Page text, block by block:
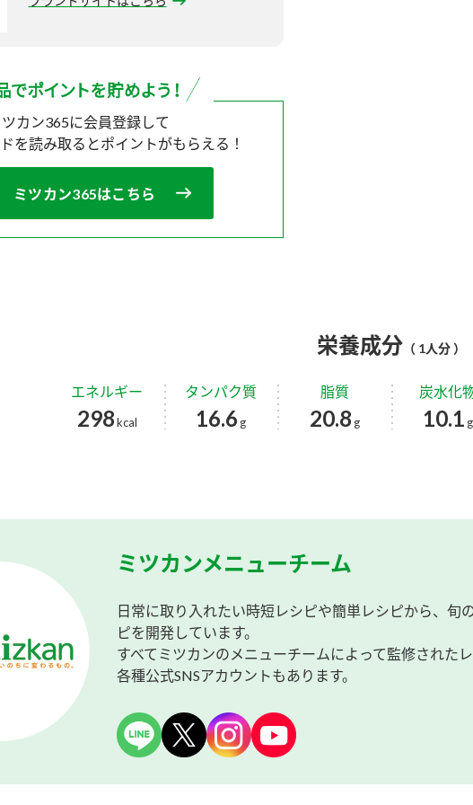
ツカン365に会員登録して
を読み取ると ポイントがもらえる！
ミツカン365はこちら
栄養成分 （ 1人分 ）
エネルギー
298kcal
タンパク質
16.6 g
脂質
20.8 g
炭水化
10.1 g
ミツカンメニューチーム
日常に取り入れたい時短レシピや簡単レシピから、旬
ピを開発しています。
すべてミツカンのメニューチームによって監修された
各種公式SNSアカウントもあります。